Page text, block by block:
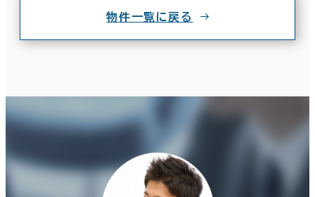
物件一覧に戻る